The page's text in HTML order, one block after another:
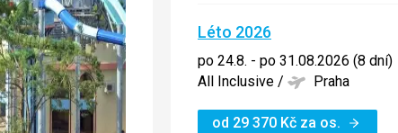
Léto 2026
po 24.8. - po 31.08.2026 (8 dní)
All Inclusive / Praha
od 29 370 Kč za os.